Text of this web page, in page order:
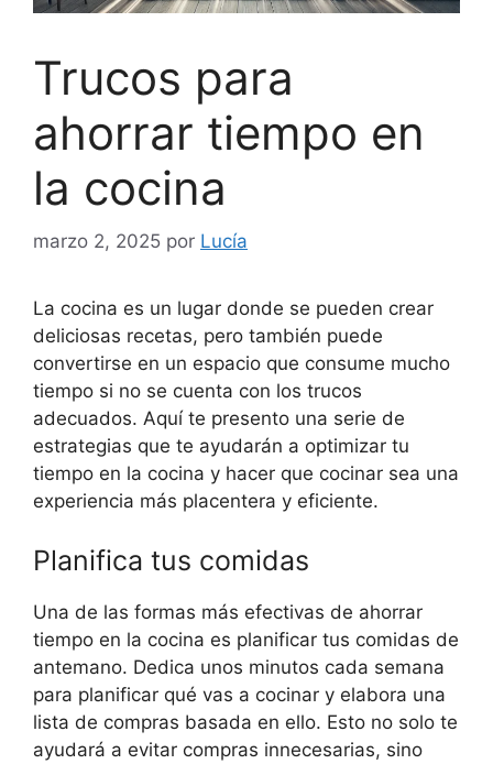
Trucos para
ahorrar tiempo en
la cocina
marzo 2, 2025 por Lucía
La cocina es un lugar donde se pueden crear
deliciosas recetas, pero también puede
convertirse en un espacio que consume mucho
tiempo si no se cuenta con los trucos
adecuados. Aquí te presento una serie de
estrategias que te ayudarán a optimizar tu
tiempo en la cocina y hacer que cocinar sea una
experiencia más placentera y eficiente.
Planifica tus comidas
Una de las formas más efectivas de ahorrar
tiempo en la cocina es planificar tus comidas de
antemano. Dedica unos minutos cada semana
para planificar qué vas a cocinar y elabora una
lista de compras basada en ello. Esto no solo te
ayudará a evitar compras innecesarias, sino